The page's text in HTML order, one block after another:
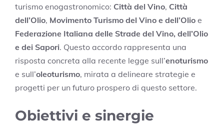
turismo enogastronomico: Città del Vino, Città
dell’Olio, Movimento Turismo del Vino e dell’Olio e
Federazione Italiana delle Strade del Vino, dell’Olio
e dei Sapori. Questo accordo rappresenta una
risposta concreta alla recente legge sull’enoturismo
e sull’oleoturismo, mirata a delineare strategie e
progetti per un futuro prospero di questo settore.
Obiettivi e sinergie